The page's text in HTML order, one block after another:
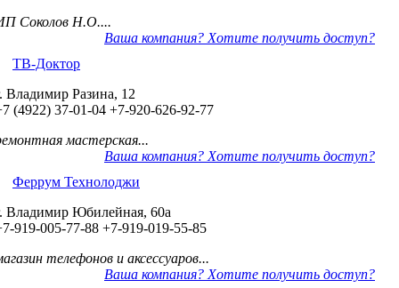
Соколов Н.О....
Ваша компания? Хотите получить доступ?
ТВ-Доктор
Владимир Разина, 12
(4922) 37-01-04 +7-920-626-92-77
мастерская...
Ваша компания? Хотите получить доступ?
Феррум Технолоджи
Владимир Юбилейная, 60а
919-005-77-88 +7-919-019-55-85
телефонов и аксессуаров...
Ваша компания? Хотите получить доступ?